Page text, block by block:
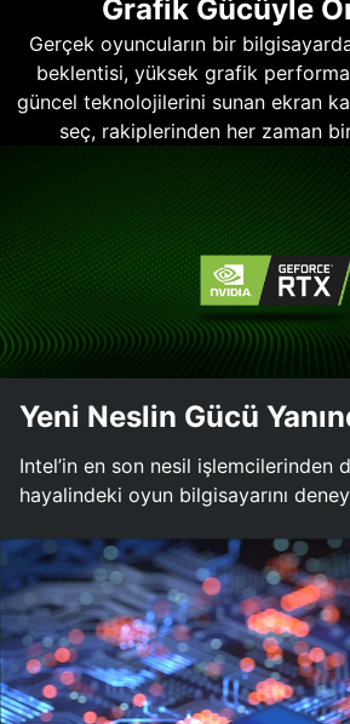
Grafik Gücüyle
Gerçek oyuncuların bir
beklentisi, yüksek grafik
güncel teknolojilerini sunan ekran
seç, rakiplerinden her zaman
Yeni Neslin Gücü
Intel’in en son nesil işlemcilerinden
hayalindeki oyun bilgisayarını